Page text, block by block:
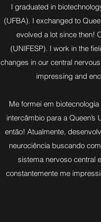
I graduated in
(UFBA). I exchanged to
evolved a lot since then!
(UNIFESP). I work in the
changes in our central
impressing and
Me formei em
intercâmbio para a
então! Atualmente,
neurociência buscando
sistema nervoso central
constantemente me